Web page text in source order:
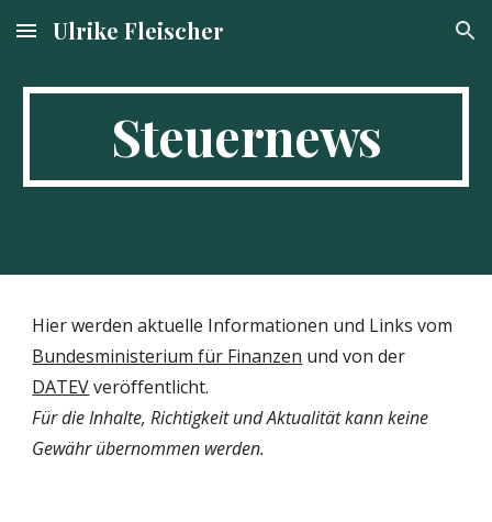
Skip to main content Skip to navigation
Ulrike Fleischer
Steuernews
Hier werden aktuelle Informationen und Links vom
Bundesministerium für Finanzen und von der
DATEVveröffentlicht.
Für die Inhalte, Richtigkeit und Aktualität kann keine
Gewähr übernommen werden.